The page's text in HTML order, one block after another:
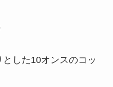
した10オンスのコッ